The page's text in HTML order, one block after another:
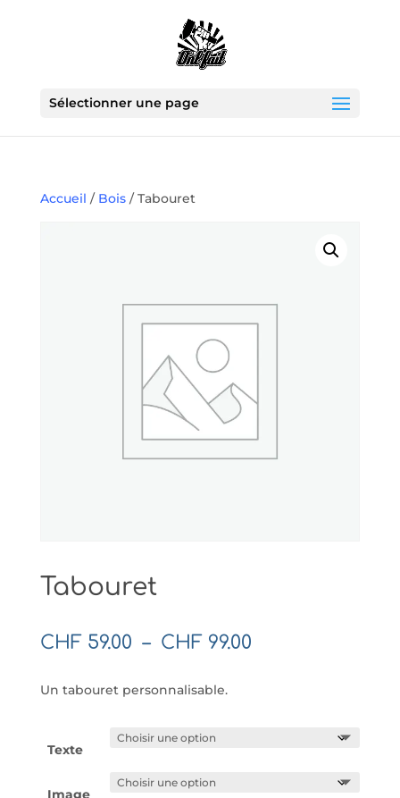
Sélectionner une page
Accueil / Bois/ Tabouret
Tabouret
CHF59.00 – CHF99.00Plage
CHF 99.00
Un tabouret personnalisable.
Texte
Image